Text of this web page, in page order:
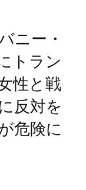
ニー・
トラン
性と戦
反対を
危険に